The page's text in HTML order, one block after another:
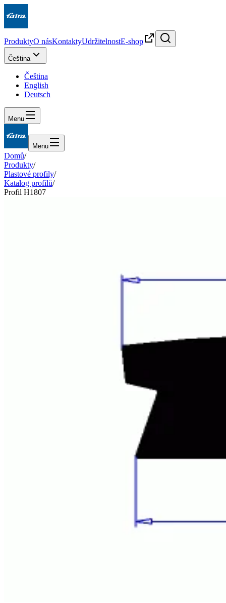
ProduktyO násKontaktyUdržitelnostE-shop
Čeština
Čeština
English
Deutsch
Menu
Menu
Domů/
Produkty/
Plastové profily/
Katalog profilů/
Profil H1807